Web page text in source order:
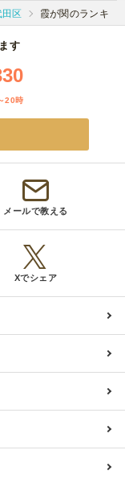
ク飲み放題プラン
円/人
田区 霞が関のランキン
す
20時
メールで教える
Xでシェア